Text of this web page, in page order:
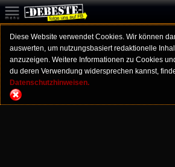
Diese Website verwendet Cookies. Wir können
auswerten, um nutzungsbasiert redaktionelle
anzuzeigen. Weitere Informationen zu Cookies
du deren Verwendung widersprechen kannst,
Datenschutzhinweisen.